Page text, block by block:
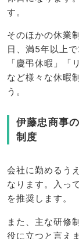
す。
そのほかの休業
日、満5年以上
「慶弔休暇」「
など様々な休暇
う。
伊藤忠商事
制度
会社に勤めるう
なります。入っ
を推奨します。
また、主な研修
役に立つと言え